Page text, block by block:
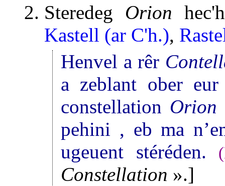
Steredeg Orion
Kastell (ar C'h.),
Henvel a rêr
a zeblant ober
constellation Orion
pehini , eb ma
ugeuent stéréden.
(
Constellation ».]